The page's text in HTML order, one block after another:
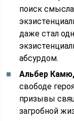
поиск
даже стал
абсурдом.
Альбер
свободе
призывы
загробной